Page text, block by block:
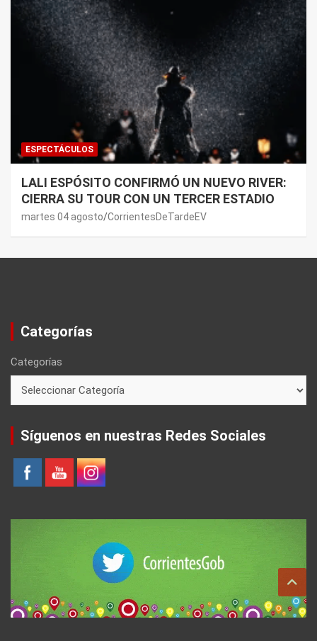
ESPECTÁCULOS
LALI ESPÓSITO CONFIRMÓ UN NUEVO RIVER:
CIERRA SU TOUR CON UN TERCER ESTADIO
martes 04 agosto CorrientesDeTardeEV
Categorías
Categorías
Síguenos en nuestras Redes Sociales